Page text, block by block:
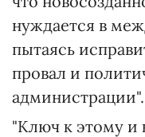
нуждается в
пытаясь
провал и
администрации".
"Ключ к этому и